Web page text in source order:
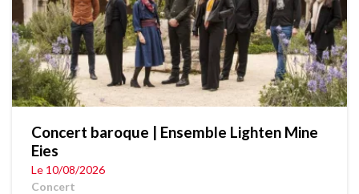
Concert baroque | Ensemble Lighten Mine
Eies
Le 10/08/2026
Concert